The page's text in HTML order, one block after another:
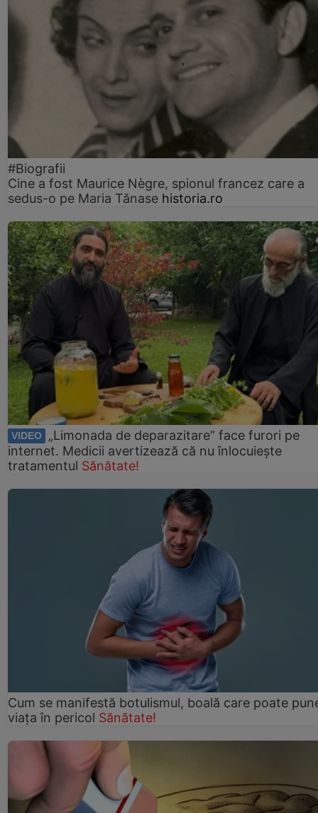
#Biografii
Cine a fost Maurice Nègre, spionul francez care a
sedus-o pe Maria Tănase historia.ro
VIDEO
„Limonada de deparazitare” face furori pe
internet. Medicii avertizează că nu înlocuiește
tratamentul Sănătate!
Cum se manifestă botulismul, boală care poate
viaţa în pericol Sănătate!